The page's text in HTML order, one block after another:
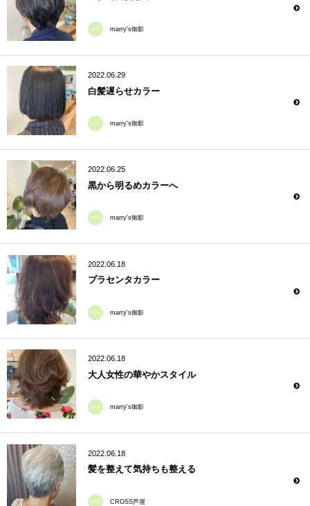
marry's御影
2022.06.29
白髪遅らせカラー
marry's御影
2022.06.25
黒から明るめカラーへ
marry's御影
2022.06.18
プラセンタカラー
marry's御影
2022.06.18
大人女性の華やかスタイル
marry's御影
2022.06.18
髪を整えて気持ちも整える
CROSS芦屋